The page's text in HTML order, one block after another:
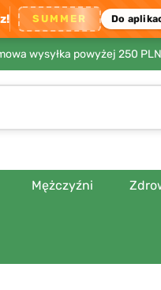
SUMMER Do
wysyłka powyżej 250 PLN
Mężczyźni